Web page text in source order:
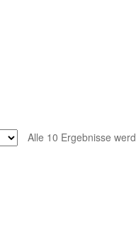
Alle 10 Ergebnisse